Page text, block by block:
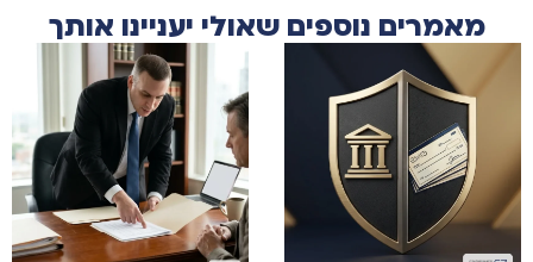
מאמרים נוספים שאולי יעניינו אותך